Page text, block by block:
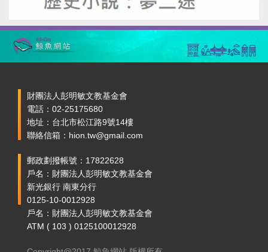
財團法人彭明敏文教基金會
電話：02-25175680
地址：台北市松江路9號14樓
聯絡信箱：hion.tw@gmail.com
郵政劃撥帳號：17822628
戶名：財團法人彭明敏文教基金會
新光銀行 南東分行
0125-10-0012928
戶名：財團法人彭明敏文教基金會
ATM ( 103 ) 0125100012928